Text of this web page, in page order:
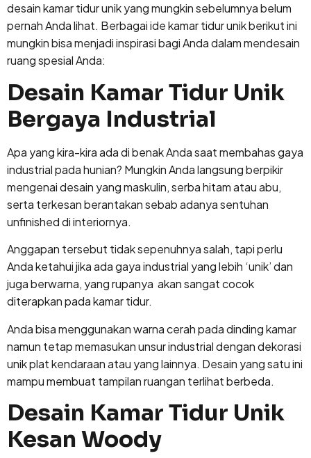
desain kamar tidur unik yang mungkin sebelumnya belum
pernah Anda lihat. Berbagai ide kamar tidur unik berikut ini
mungkin bisa menjadi inspirasi bagi Anda dalam mendesain
ruang spesial Anda:
Desain Kamar Tidur Unik
Bergaya Industrial
Apa yang kira-kira ada di benak Anda saat membahas gaya
industrial pada hunian? Mungkin Anda langsung berpikir
mengenai desain yang maskulin, serba hitam atau abu,
serta terkesan berantakan sebab adanya sentuhan
unfinished di interiornya.
Anggapan tersebut tidak sepenuhnya salah, tapi perlu
Anda ketahui jika ada gaya industrial yang lebih ‘unik’ dan
juga berwarna, yang rupanya akan sangat cocok
diterapkan pada kamar tidur.
Anda bisa menggunakan warna cerah pada dinding kamar
namun tetap memasukan unsur industrial dengan dekorasi
unik plat kendaraan atau yang lainnya. Desain yang satu ini
mampu membuat tampilan ruangan terlihat berbeda.
Desain Kamar Tidur Unik
Kesan Woody